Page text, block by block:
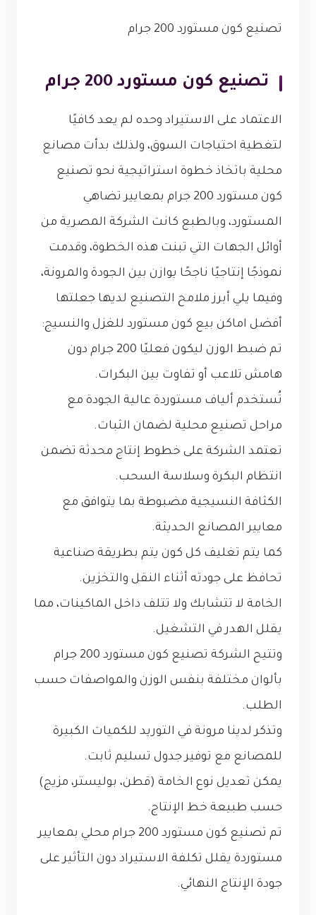
تصنيع كون مستورد 200 جرام
تصنيع كون مستورد 200 جرام
الاعتماد على الاستيراد وحده لم يعد كافيًا
لتغطية احتياجات السوق، ولذلك بدأت مصانع
محلية باتخاذ خطوة استراتيجية نحو تصنيع
كون مستورد 200 جرام بمعايير تضاهي
المستورد، وبالطبع كانت الشركة المصرية من
أوائل الجهات التي تبنت هذه الخطوة، وقدمت
نموذجًا إنتاجيًا ناجحًا يوازن بين الجودة والمرونة،
وفيما يلي أبرز ملامح التصنيع لديها جعلتها
أفضل اماكن بيع كون مستورد للغزل والنسيج:
تم ضبط الوزن ليكون فعليًا 200 جرام دون
هامش تلاعب أو تفاوت بين البكرات.
تُستخدم ألياف مستوردة عالية الجودة مع
مراحل تصنيع محلية لضمان الثبات.
تعتمد الشركة على خطوط إنتاج محدثة تضمن
انتظام البكرة وسلاسة السحب.
الكثافة النسيجية مضبوطة بما يتوافق مع
معايير المصانع الحديثة.
كما يتم تغليف كل كون يتم بطريقة صناعية
تحافظ على جودته أثناء النقل والتخزين.
الخامة لا تتشابك ولا تتلف داخل الماكينات، مما
يقلل الهدر في التشغيل.
وتتيح الشركة تصنيع كون مستورد 200 جرام
بألوان مختلفة بنفس الوزن والمواصفات حسب
الطلب.
وتذكر لدينا مرونة في التوريد للكميات الكبيرة
للمصانع مع توفير جدول تسليم ثابت.
يمكن تعديل نوع الخامة (قطن، بوليستر، مزيج)
حسب طبيعة خط الإنتاج.
تم تصنيع كون مستورد 200 جرام محلي بمعايير
مستوردة يقلل تكلفة الاستيراد دون التأثير على
جودة الإنتاج النهائي.